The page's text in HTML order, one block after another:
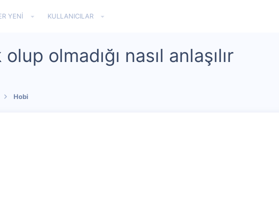
YENI KULLANICILAR
olmadığı nasıl anlaşılır
Hobi